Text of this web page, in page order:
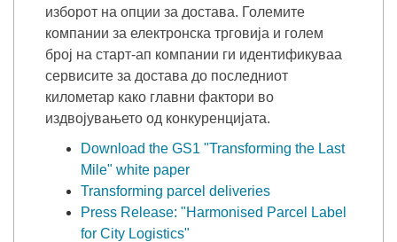
изборот на опции за достава. Големите
компании за електронска трговија и голем
број на старт-aп компании ги идентификуваа
сервисите за достава до последниот
километар како главни фактори во
издвојувањето од конкуренцијата.
Download the GS1 "Transforming the Last
Mile" white paper
Transforming parcel deliveries
Press Release: "Harmonised Parcel Label
for City Logistics"